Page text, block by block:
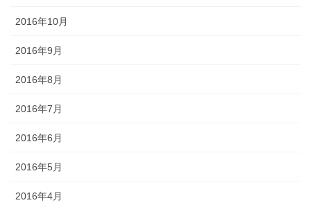
2016年10月
2016年9月
2016年8月
2016年7月
2016年6月
2016年5月
2016年4月